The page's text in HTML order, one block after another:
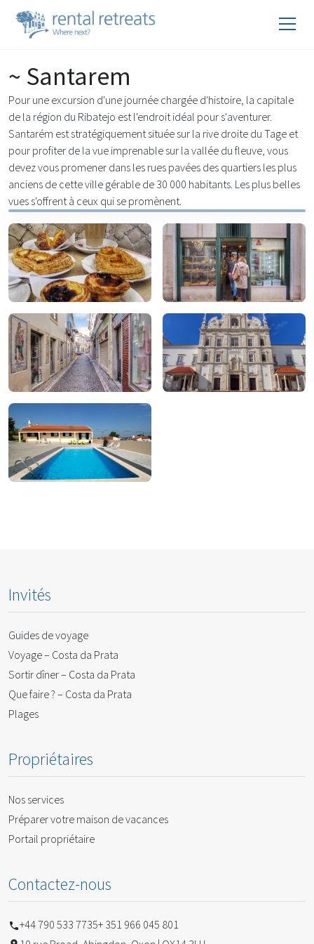
~ Santarem
Pour une excursion d'une journée chargée d'histoire, la capitale
de la région du Ribatejo est l'endroit idéal pour s'aventurer.
Santarém est stratégiquement située sur la rive droite du Tage et
pour profiter de la vue imprenable sur la vallée du fleuve, vous
devez vous promener dans les rues pavées des quartiers les plus
anciens de cette ville gérable de 30 000 habitants. Les plus belles
vues s'offrent à ceux qui se promènent.
À manger À boire
Pour magasiner
Invités
Guides de voyage
Voyage – Costa da Prata
Sortir dîner – Costa da Prata
Que faire ? – Costa da Prata
Plages
Propriétaires
Nos services
Préparer votre maison de vacances
Portail propriétaire
Contactez-nous
+44 790 533 7735+ 351 966 045 801